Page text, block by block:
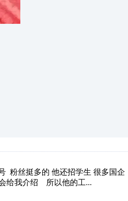
丝挺多的 他还招学生 很多国企
给我介绍 所以他的工...